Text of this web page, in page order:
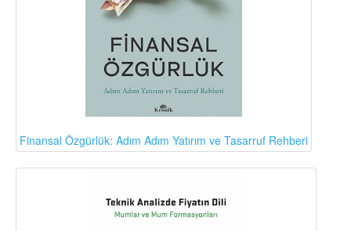
Finansal Özgürlük: Adım Adım Yatırım ve Tasarruf Rehberi